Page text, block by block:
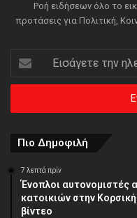
Ροή ειδήσεων όλο το
προτάσεις για Πολιτική,
Εισάγετε
την
ηλεκτρονική
διεύθυνση
Πιο Δημοφιλή
7 λεπτά πρίν
Ένοπλοι αυτονομιστές
κατοικιών στην
βίντεο